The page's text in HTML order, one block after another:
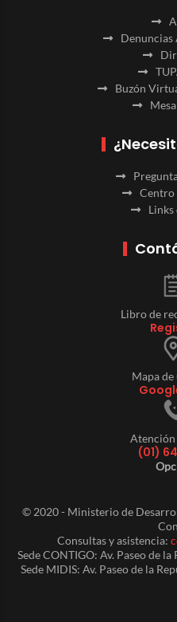
Buzón
Centro
Links
Libro de
Mapa
Atención
(01)
© 2020 - Ministerio de
Consultas y asistencia:
Sede CONTIGO: Av. Paseo de
Sede MIDIS: Av. Paseo de la